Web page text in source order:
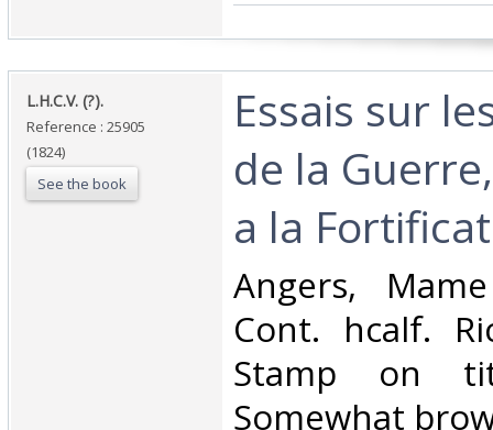
‎L.H.C.V. (?).‎
Reference : 25905
(1824)
See the book
‎Essais sur
de la
a la
‎Angers,
Cont. hcalf.
Stamp on
Somewhat